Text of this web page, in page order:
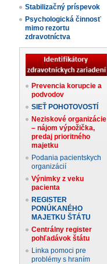
Stabilizačný príspevok
Psychologická činnosť
mimo rezortu
zdravotníctva
Prevencia korupcie a
podvodov
SIEŤ POHOTOVOSTÍ
Neziskové organizácie
– nájom výpožička,
predaj prioritného
majetku
Podania pacientskych
organizácií
Výnimky z veku
pacienta
REGISTER
PONÚKANÉHO
MAJETKU ŠTÁTU
Centrálny register
pohľadávok štátu
Linka pomoci pre
problémy s hraním